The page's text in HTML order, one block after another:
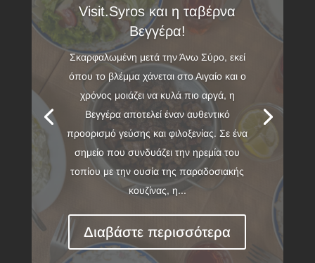
Visit.Syros και η ταβέρνα
Βεγγέρα!
Σκαρφαλωμένη μετά την Άνω Σύρο, εκεί
όπου το βλέμμα χάνεται στο Αιγαίο και ο
χρόνος μοιάζει να κυλά πιο αργά, η
Βεγγέρα αποτελεί έναν αυθεντικό
προορισμό γεύσης και φιλοξενίας. Σε ένα
σημείο που συνδυάζει την ηρεμία του
τοπίου με την ουσία της παραδοσιακής
κουζίνας, η...
Διαβάστε περισσότερα